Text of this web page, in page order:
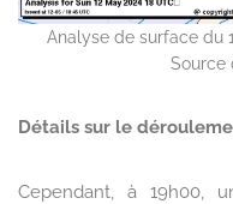
Analyse de surface du
Source
Détails sur le
Cependant, à 19h00,